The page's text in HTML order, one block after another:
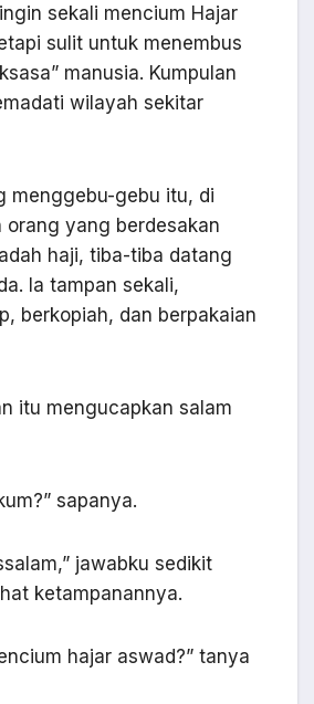
sekali mencium Hajar
sulit untuk menembus
manusia. Kumpulan
wilayah sekitar
menggebu-gebu itu, di
yang berdesakan
haji, tiba-tiba datang
Ia tampan sekali,
berkopiah, dan berpakaian
itu mengucapkan salam
sapanya.
jawabku sedikit
ketampanannya.
hajar aswad?” tanya